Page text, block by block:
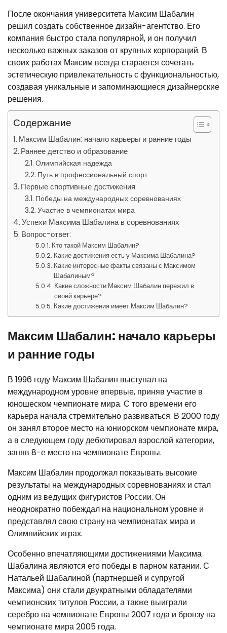
После окончания университета Максим Шабалин
решил создать собственное дизайн-агентство. Его
компания быстро стала популярной, и он получил
несколько важных заказов от крупных корпораций. В
своих работах Максим всегда старается сочетать
эстетическую привлекательность с функциональностью,
создавая уникальные и запоминающиеся дизайнерские
решения.
Содержание
Максим Шабалин: начало карьеры и ранние годы
Раннее детство и образование
Олимпийская надежда
Путь в профессиональный спорт
Первые спортивные достижения
Победы на международных соревнованиях
Участие в чемпионатах мира
Успехи Максима Шабалина в соревнованиях
Вопрос-ответ:
Кто такой Максим Шабалин?
Какие достижения есть у Максима Шабалина?
Какие интересные факты связаны с Максимом
Шабалиным?
Какие сложности Максим Шабалин пережил в
своей карьере?
Какие достижения имеет Максим Шабалин?
Максим Шабалин: начало карьеры
и ранние годы
В 1996 году Максим Шабалин выступал на
международном уровне впервые, приняв участие в
юношеском чемпионате мира. С того времени его
карьера начала стремительно развиваться. В 2000 году
он занял второе место на юниорском чемпионате мира,
а в следующем году дебютировал взрослой категории,
заняв 8-е место на чемпионате Европы.
Максим Шабалин продолжал показывать высокие
результаты на международных соревнованиях и стал
одним из ведущих фигуристов России. Он
неоднократно побеждал на национальном уровне и
представлял свою страну на чемпионатах мира и
Олимпийских играх.
Особенно впечатляющими достижениями Максима
Шабалина являются его победы в парном катании. С
Натальей Шабалиной (партнершей и супругой
Максима) они стали двукратными обладателями
чемпионских титулов России, а также выиграли
серебро на чемпионате Европы 2007 года и бронзу на
чемпионате мира 2005 года.